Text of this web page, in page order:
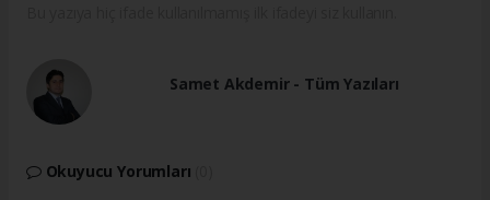
Samet Akdemir - Tüm Yazıları
Okuyucu Yorumları